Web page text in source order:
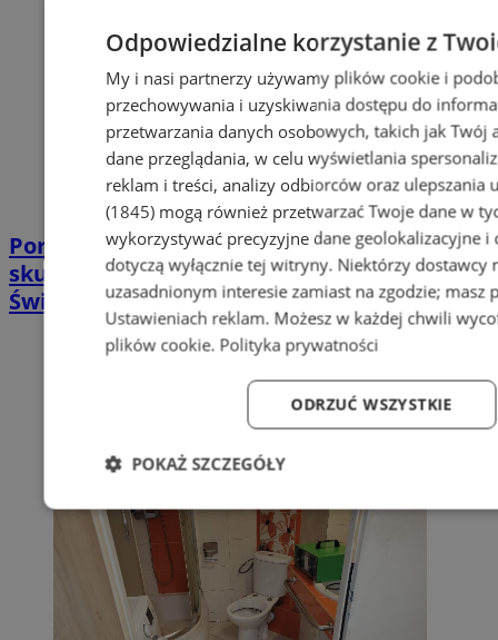
Poradnia leczenia ran przewlekłych -
skuteczna terapia trudno gojących się ran |
Świętochłowice
Odpowiedzialne korzystanie z
My i nasi partnerzy używamy plików cookie i
przechowywania i uzyskiwania dostępu do
przetwarzania danych osobowych, takich jak
dane przeglądania, w celu wyświetlania
reklam i treści, analizy odbiorców oraz ulepszania
(1845)mogą również przetwarzać Twoje dane w
wykorzystywać precyzyjne dane geolokalizacyjne
dotyczą wyłącznie tej witryny. Niektórzy dostawcy
uzasadnionym interesie zamiast na zgodzie; masz
Ustawieniach reklam. Możesz w każdej chwili
plików cookie. Polityka prywatności
ODRZUĆ WSZYSTKIE
POKAŻ SZCZEGÓŁY
Niezbędne Wydajność Targetowanie